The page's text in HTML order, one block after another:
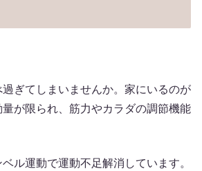
ぎてしまいませんか。家にいるのが
が限られ、筋力やカラダの調節機能
ル運動で運動不足解消しています。